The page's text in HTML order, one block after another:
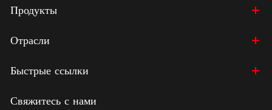
Продукты
Отрасли
Быстрые ссылки
Свяжитесь с нами